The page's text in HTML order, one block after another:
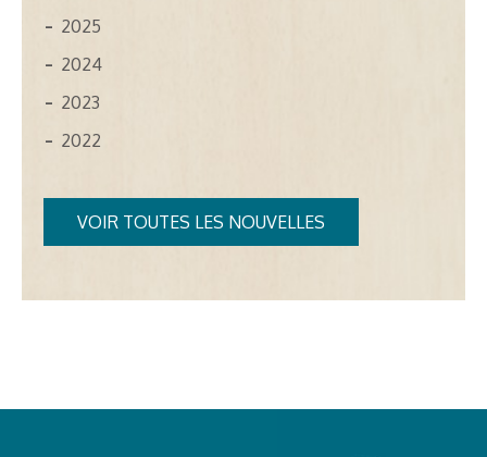
2025
2024
2023
2022
VOIR TOUTES LES NOUVELLES